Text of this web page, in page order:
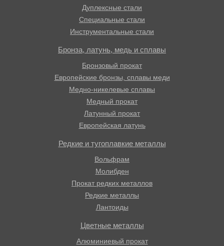
Дуплексные стали
Специальные стали
Инструментальные стали
Бронза, латунь, медь и сплавы
Бронзовый прокат
Европейские бронзы, сплавы меди
Медно-никелевые сплавы
Медный прокат
Латунный прокат
Европейская латунь
Редкие и тугоплавкие металлы
Вольфрам
Молибден
Прокат редких металлов
Редкие металлы
Лантоиды
Цветные металлы
Алюминиевый прокат